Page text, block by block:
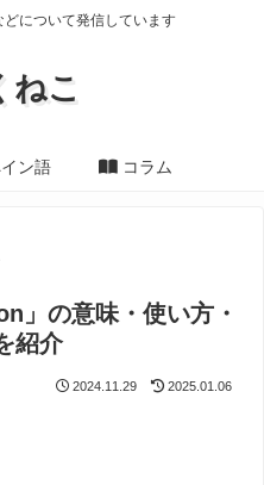
について発信しています
ねこ
ン語 コラム
」の意味・使い方・
紹介
2024.11.29 2025.01.06